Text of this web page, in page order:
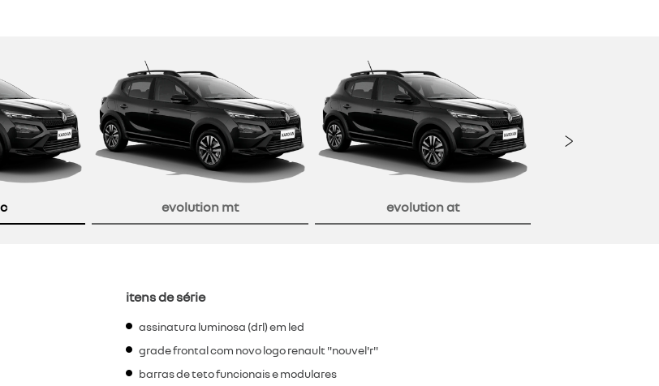
evolution mt evolution at
itens de série
assinatura luminosa (drl) em led
grade frontal com novo logo renault "nouvel'r"
barras de teto funcionais e modulares